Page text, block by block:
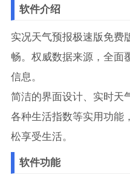
软件介绍
实况天气预报极速版免费
畅。权威数据来源，全面
信息。
简洁的界面设计、实时天
各种生活指数等实用功能
松享受生活。
软件功能